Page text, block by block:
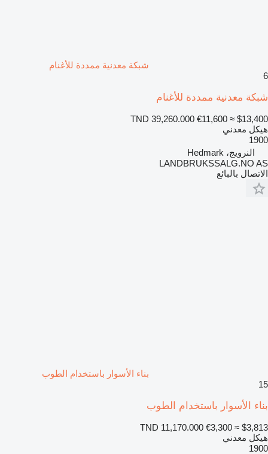
شبكة معدنية ممددة للأغنام
6
شبكة معدنية ممددة للأغنام
TND 39,260.000 €11,600 ≈ $13,400
هيكل معدني
1900
النرويج، Hedmark
LANDBRUKSSALG.NO AS
الاتصال بالبائع
بناء الأسوار باستخدام الطوب
15
بناء الأسوار باستخدام الطوب
TND 11,170.000 €3,300 ≈ $3,813
هيكل معدني
1900